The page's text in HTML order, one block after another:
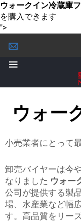
ウォークイン冷蔵庫
を購入できます
">
ウォー
小売業者にとって
卸売バイヤーは今
なりました ウォー
公司が提供する製
場、水産業など幅
す。高品質をリー